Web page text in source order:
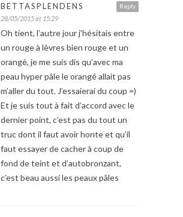
Reply
BETTASPLENDENS
28/05/2015 at 15:29
Oh tient, l’autre jour j’hésitais entre
un rouge à lèvres bien rouge et un
orangé, je me suis dis qu’avec ma
peau hyper pâle le orangé allait pas
m’aller du tout. J’essaierai du coup =)
Et je suis tout à fait d’accord avec le
dernier point, c’est pas du tout un
truc dont il faut avoir honte et qu’il
faut essayer de cacher à coup de
fond de teint et d’autobronzant,
c’est beau aussi les peaux pâles